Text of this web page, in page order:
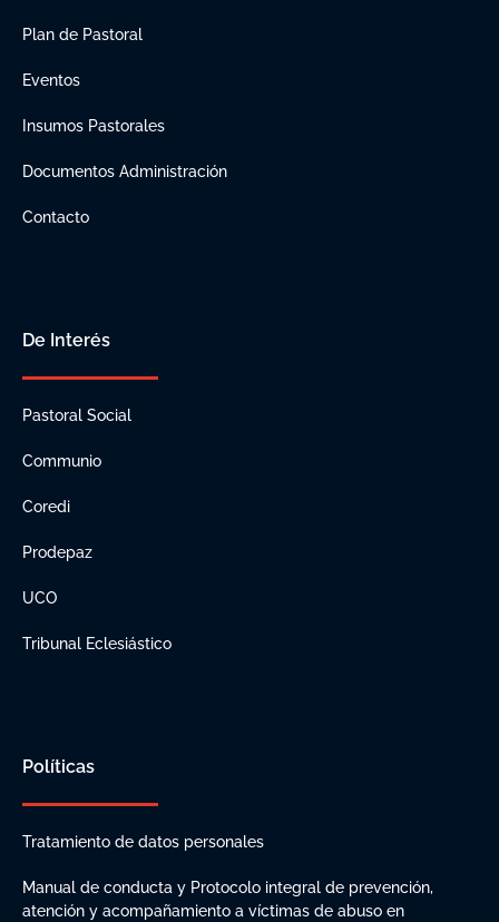
Plan de Pastoral
Eventos
Insumos Pastorales
Documentos Administración
Contacto
De Interés
Pastoral Social
Communio
Coredi
Prodepaz
UCO
Tribunal Eclesiástico
Políticas
Tratamiento de datos personales
Manual de conducta y Protocolo integral de prevención,
atención y acompañamiento a víctimas de abuso en